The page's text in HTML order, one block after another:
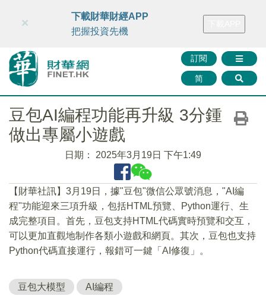
財華智庫網 FINTV FINMETA 財華證券 媒體矩陣
訂閱
简
×
下載財華財經APP
把握投資先機
豆包AI編程功能再升級 3分鍾
做出專屬小遊戲
日期： 2025年3月19日 下午1:49
【財華社訊】3月19日，據"豆包"微信公眾號消息，"AI編
程"功能迎來三項升級，包括HTML預覽、Python運行、生
成完整項目。首先，豆包支持HTML代碼實時預覽和交互，
可以更加直觀地制作各類小遊戲和網頁。其次，豆包也支持
Python代碼直接運行，報錯可一鍵「AI修復」。
豆包大模型 AI編程